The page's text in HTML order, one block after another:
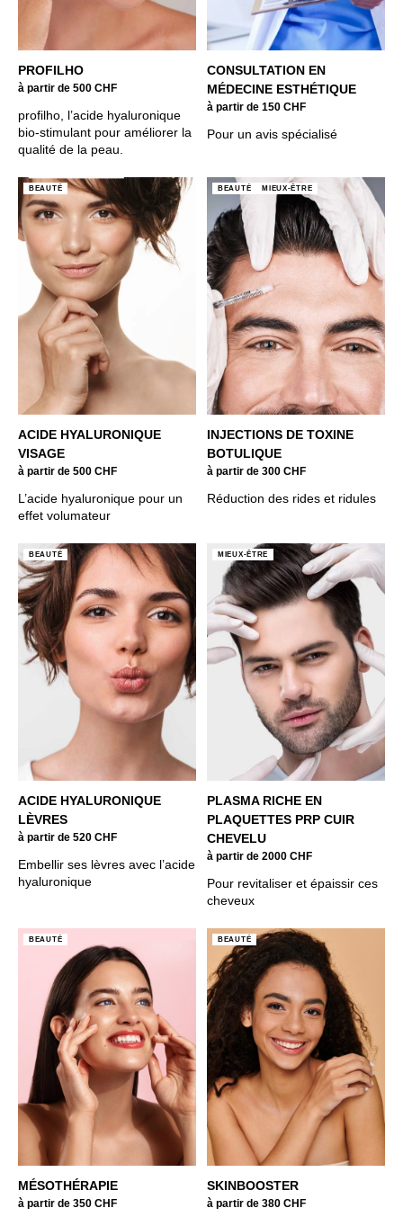
PROFILHO
à partir de 500 CHF
profilho, l’acide hyaluronique
bio-stimulant pour améliorer la
qualité de la peau.
CONSULTATION EN
MÉDECINE ESTHÉTIQUE
à partir de 150 CHF
Pour un avis spécialisé
BEAUTÉ
ACIDE HYALURONIQUE
VISAGE
à partir de 500 CHF
L’acide hyaluronique pour un
effet volumateur
BEAUTÉ MIEUX-ÊTRE
INJECTIONS DE TOXINE
BOTULIQUE
à partir de 300 CHF
Réduction des rides et ridules
BEAUTÉ
ACIDE HYALURONIQUE
LÈVRES
à partir de 520 CHF
Embellir ses lèvres avec l’acide
hyaluronique
MIEUX-ÊTRE
PLASMA RICHE EN
PLAQUETTES PRP CUIR
CHEVELU
à partir de 2000 CHF
Pour revitaliser et épaissir ces
cheveux
BEAUTÉ
MÉSOTHÉRAPIE
à partir de 350 CHF
BEAUTÉ
SKINBOOSTER
à partir de 380 CHF